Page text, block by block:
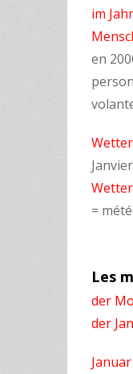
im
en
Janvier
=
Les
der
der
Januar